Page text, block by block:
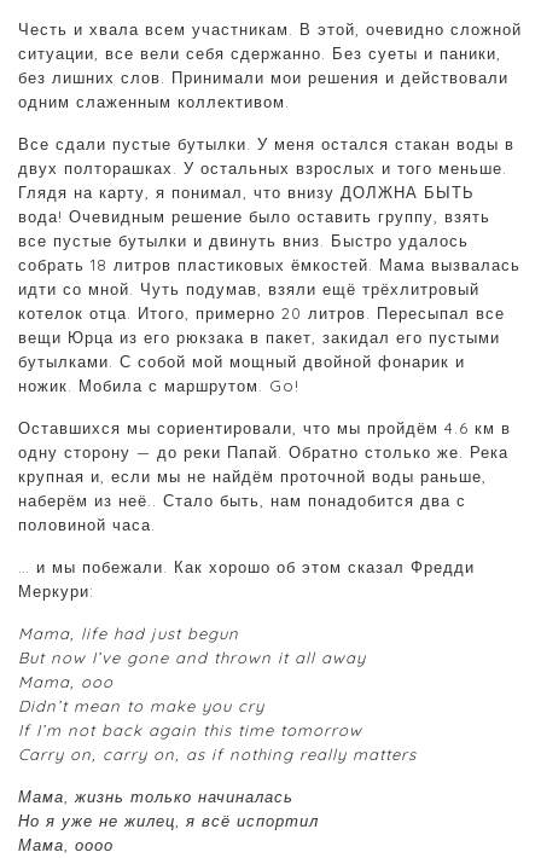
Честь и хвала всем участникам. В этой, очевидно сложной
ситуации, все вели себя сдержанно. Без суеты и паники,
без лишних слов. Принимали мои решения и действовали
одним слаженным коллективом.
Все сдали пустые бутылки. У меня остался стакан воды в
двух полторашках. У остальных взрослых и того меньше.
Глядя на карту, я понимал, что внизу ДОЛЖНА БЫТЬ
вода! Очевидным решение было оставить группу, взять
все пустые бутылки и двинуть вниз. Быстро удалось
собрать 18 литров пластиковых ёмкостей. Мама вызвалась
идти со мной. Чуть подумав, взяли ещё трёхлитровый
котелок отца. Итого, примерно 20 литров. Пересыпал все
вещи Юрца из его рюкзака в пакет, закидал его пустыми
бутылками. С собой мой мощный двойной фонарик и
ножик. Мобила с маршрутом. Go!
Оставшихся мы сориентировали, что мы пройдём 4.6 км в
одну сторону — до реки Папай. Обратно столько же. Река
крупная и, если мы не найдём проточной воды раньше,
наберём из неё.. Стало быть, нам понадобится два с
половиной часа.
… и мы побежали. Как хорошо об этом сказал Фредди
Меркури:
Mama, life had just begun
But now I’ve gone and thrown it all away
Mama, ooo
Didn’t mean to make you cry
If I’m not back again this time tomorrow
Carry on, carry on, as if nothing really matters
Мама, жизнь только начиналась
Но я уже не жилец, я всё испортил
Мама, оооо